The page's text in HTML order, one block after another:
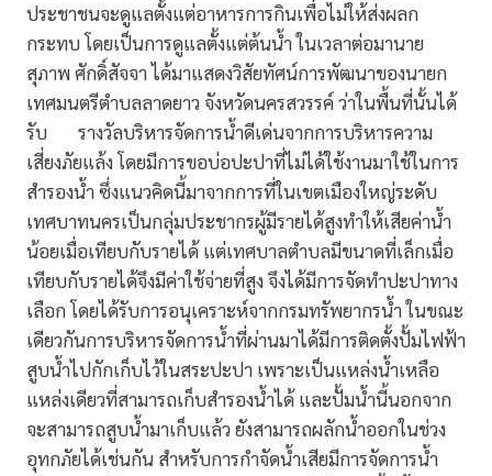
ประชาชนจะดูแลตั้งแต่อาหารการกินเพื่อไม่ให้ส่งผลก
กระทบ โดยเป็นการดูแลตั้งแต่ต้นน้ำ ในเวลาต่อมานาย
สุภาพ ศักดิ์สัจจา ได้มาแสดงวิสัยทัศน์การพัฒนาของนายก
เทศมนตรีตําบลลาดยาว จังหวัดนครสวรรค์ ว่าในพื้นที่นั้นได้
รับ รางวัลบริหารจัดการน้ำดีเด่นจากการบริหารความ
เสี่ยงภัยแล้ง โดยมีการขอบ่อปะปาที่ไม่ได้ใช้งานมาใช้ในการ
สำรองน้ำ ซึ่งแนวคิดนี้มาจากการที่ในเขตเมืองใหญ่ระดับ
เทศบาทนครเป็นกลุ่มประชากรผู้มีรายได้สูงทำให้เสียค่าน้ำ
น้อยเมื่อเทียบกับรายได้ แต่เทศบาลตำบลมีขนาดที่เล็กเมื่อ
เทียบกับรายได้จึงมีค่าใช้จ่ายที่สูง จึงได้มีการจัดทำปะปาทาง
เลือก โดยได้รับการอนุเคราะห์จากกรมทรัพยากรน้ำ ในขณะ
เดียวกันการบริหารจัดการน้ำที่ผ่านมาได้มีการติดตั้งปั้มไฟฟ้า
สูบน้ำไปกักเก็บไว้ในสระปะปา เพราะเป็นแหล่งน้ำเหลือ
แหล่งเดียวที่สามารถเก็บสำรองน้ำได้ และปั้มน้ำนี้นอกจาก
จะสามารถสูบน้ำมาเก็บแล้ว ยังสามารถผลักน้ำออกในช่วง
อุทกภัยได้เช่นกัน สำหรับการกำจัดน้ำเสียมีการจัดการน้ำ